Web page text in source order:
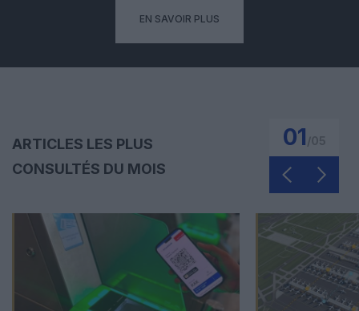
EN SAVOIR PLUS
ARTICLES LES PLUS
CONSULTÉS DU MOIS
01